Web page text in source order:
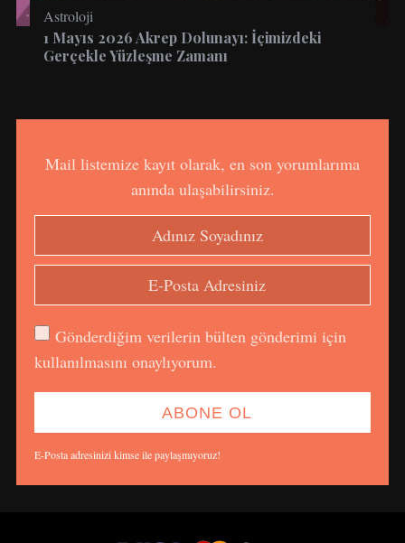
Astroloji
1 Mayıs 2026 Akrep Dolunayı: İçimizdeki
Gerçekle Yüzleşme Zamanı
Mail listemize kayıt olarak, en son yorumlarıma
anında ulaşabilirsiniz.
Gönderdiğim verilerin bülten gönderimi için
kullanılmasını onaylıyorum.
E-Posta adresinizi kimse ile paylaşmıyoruz!